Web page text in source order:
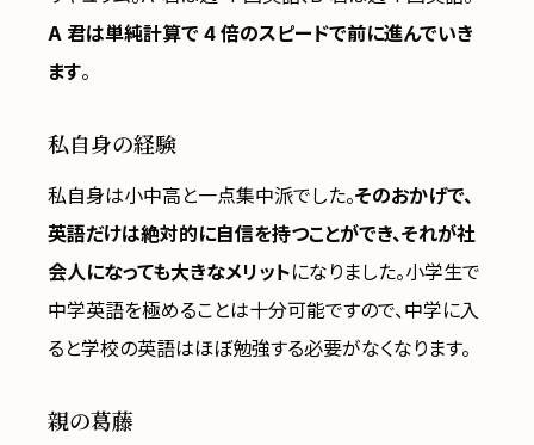
A 君は単純計算で 4 倍のスピードで前に進んでいき
ます。
私自身の経験
私自身は小中高と一点集中派でした。そのおかげで、
英語だけは絶対的に自信を持つことができ、それが社
会人になっても大きなメリットになりました。小学生で
中学英語を極めることは十分可能ですので、中学に入
ると学校の英語はほぼ勉強する必要がなくなります。
親の葛藤